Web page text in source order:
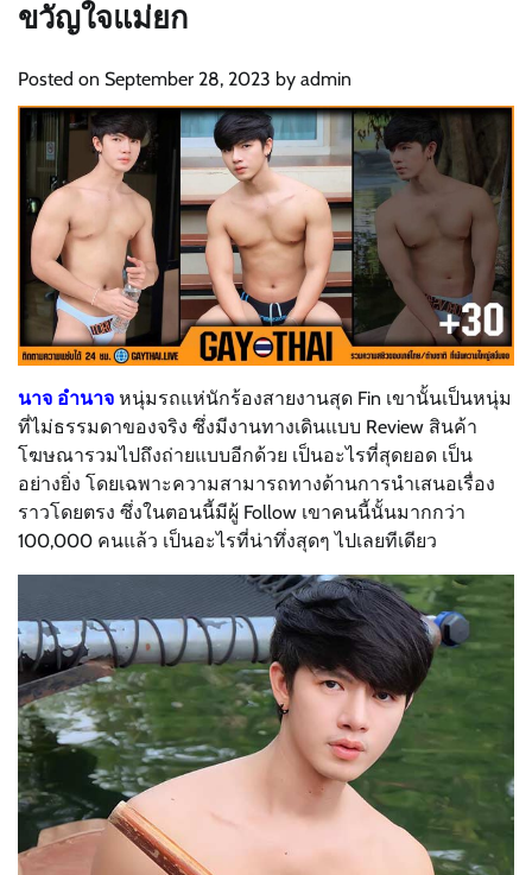
ขวัญใจแม่ยก
Posted on September 28, 2023 by admin
นาจ อำนาจ หนุ่มรถแห่นักร้องสายงานสุด Fin เขานั้นเป็นหนุ่ม
ที่ไม่ธรรมดาของจริง ซึ่งมีงานทางเดินแบบ Review สินค้า
โฆษณารวมไปถึงถ่ายแบบอีกด้วย เป็นอะไรที่สุดยอด เป็น
อย่างยิ่ง โดยเฉพาะความสามารถทางด้านการนำเสนอเรื่อง
ราวโดยตรง ซึ่งในตอนนี้มีผู้ Follow เขาคนนี้นั้นมากกว่า
100,000 คนแล้ว เป็นอะไรที่น่าทึ่งสุดๆ ไปเลยทีเดียว